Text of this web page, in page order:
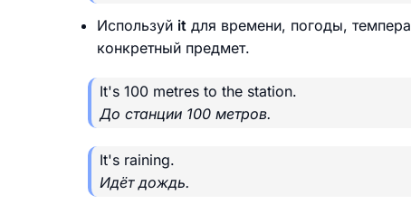
Используй it для времени, погоды,
конкретный предмет.
It's 100 metres to the station.
До станции 100 метров.
It's raining.
Идёт дождь.